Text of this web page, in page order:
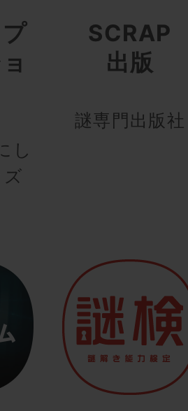
し
SCRAP
出版
謎専門出版社